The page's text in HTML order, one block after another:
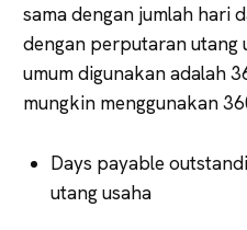
sama dengan jumlah hari
dengan perputaran utang
umum digunakan adalah
mungkin menggunakan
Days payable
utang usaha